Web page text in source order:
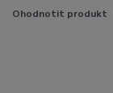
Ohodnotit produkt